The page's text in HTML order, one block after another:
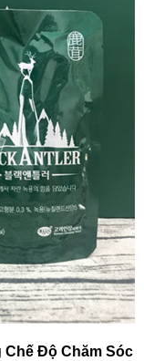
Chế Độ Chăm Sóc